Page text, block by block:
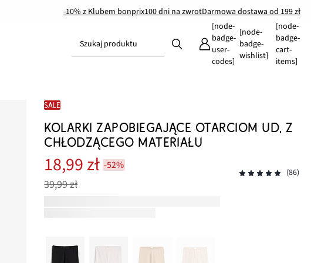
-10% z Klubem bonprix100 dni na zwrotDarmowa dostawa od 199 zł
Szukaj produktu
[node-
badge-
user-
codes]
[node-
badge-
wishlist]
[node-
badge-
cart-
items]
SALE
KOLARKI ZAPOBIEGAJĄCE OTARCIOM UD, Z
CHŁODZĄCEGO MATERIAŁU
18,99 zł -52%
39,99 zł
(86)